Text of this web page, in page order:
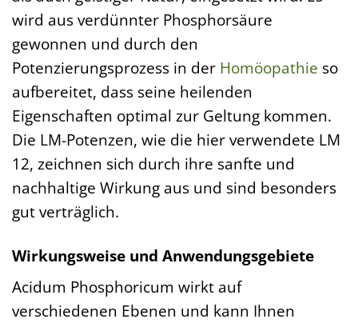
wird aus verdünnter Phosphorsäure
gewonnen und durch den
Potenzierungsprozess in der Homöopathie so
aufbereitet, dass seine heilenden
Eigenschaften optimal zur Geltung kommen.
Die LM-Potenzen, wie die hier verwendete LM
12, zeichnen sich durch ihre sanfte und
nachhaltige Wirkung aus und sind besonders
gut verträglich.
Wirkungsweise und Anwendungsgebiete
Acidum Phosphoricum wirkt auf
verschiedenen Ebenen und kann Ihnen